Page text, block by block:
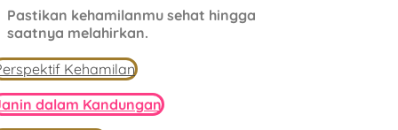
Pastikan kehamilanmu sehat hingga
saatnya melahirkan.
Kehamilan
dalam Kandungan